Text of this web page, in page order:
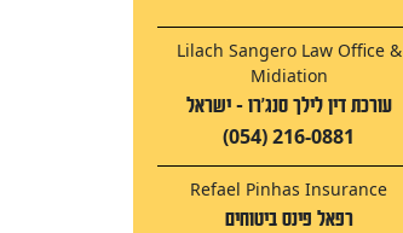
Lilach Sangero Law Office &
Midiation
עורכת דין לילך סנג'רו - ישראל
(054) 216-0881
Refael Pinhas Insurance
רפאל פינס ביטוחים